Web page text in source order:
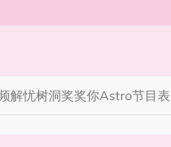
解忧树洞奖奖你Astro节目表